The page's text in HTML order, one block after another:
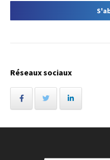
Réseaux sociaux